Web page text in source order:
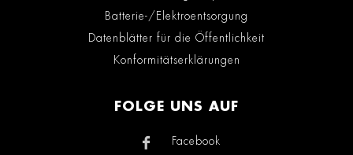
Batterie-/Elektroentsorgung
Datenblätter für die Öffentlichkeit
Konformitätserklärungen
FOLGE UNS AUF
Facebook